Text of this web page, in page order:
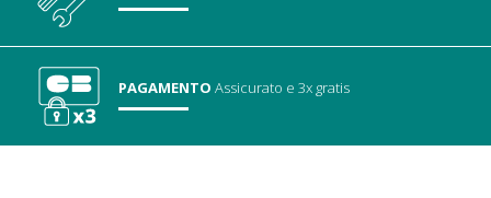
PAGAMENTO Assicurato e 3x gratis